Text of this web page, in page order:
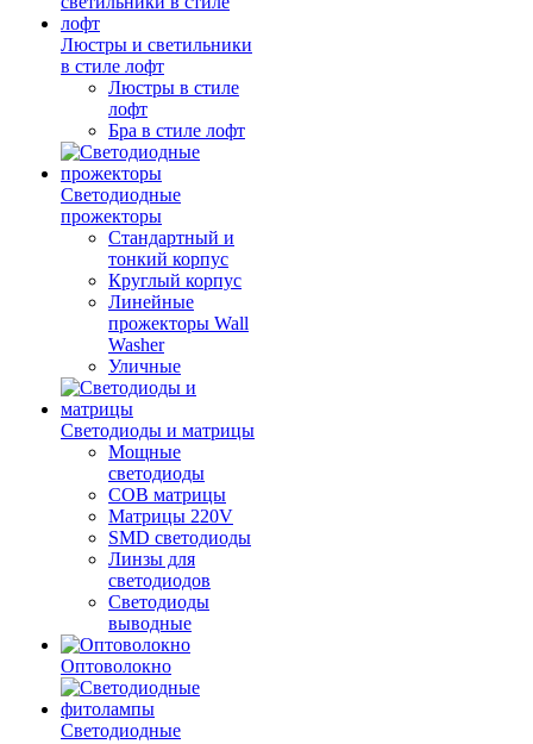
Люстры и светильники
в стиле лофт
Люстры в стиле
лофт
Бра в стиле лофт
Светодиодные
прожекторы
Стандартный и
тонкий корпус
Круглый корпус
Линейные
прожекторы Wall
Washer
Уличные
Светодиоды и матрицы
Мощные
светодиоды
COB матрицы
Матрицы 220V
SMD светодиоды
Линзы для
светодиодов
Светодиоды
выводные
Оптоволокно
Светодиодные